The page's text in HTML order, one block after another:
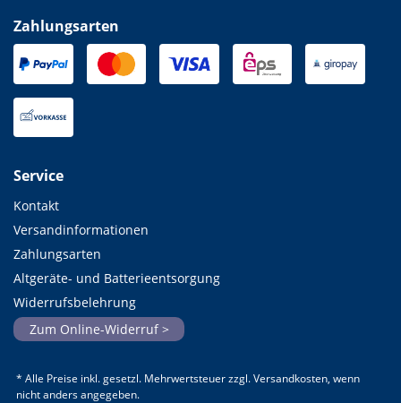
Zahlungsarten
Service
Kontakt
Versandinformationen
Zahlungsarten
Altgeräte- und Batterieentsorgung
Widerrufsbelehrung
Zum Online-Widerruf >
* Alle Preise inkl. gesetzl. Mehrwertsteuer zzgl. Versandkosten, wenn
nicht anders angegeben.